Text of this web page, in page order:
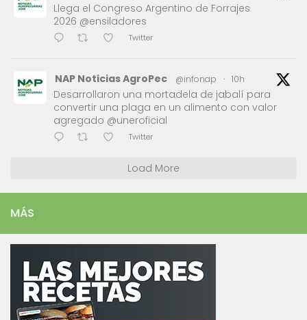
Llega el Congreso Argentino de Forrajes
2026 @ensiladores
Twitter
NAP Noticias AgroPec @infonap · 10h
Desarrollaron una mortadela de jabalí para
convertir una plaga en un alimento con valor
agregado @uneroficial
Twitter
Load More
MÁS